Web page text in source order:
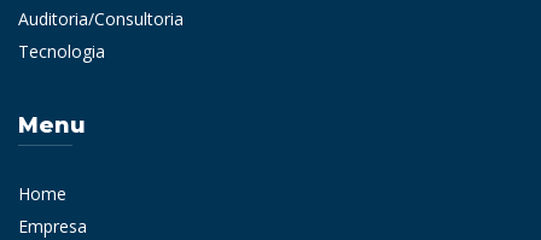
Auditoria/Consultoria
Tecnologia
Menu
Home
Empresa